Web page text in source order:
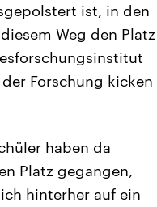
ist, in den
Weg den Platz
Forschung kicken
haben da
Platz gegangen,
hinterher auf ein